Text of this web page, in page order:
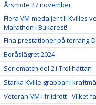
Årsmöte 27 november
Flera VM-medaljer till Kvilles
Marathon i Bukarest!
Fina prestationer på terräng-
Boråslägret 2024
Seriematch del 2 i Trollhättan
Starka Kville-grabbar i
Veteran-VM i friidrott - Vilket